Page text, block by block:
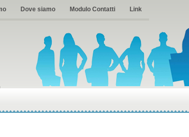
Dove siamo Modulo Contatti Link